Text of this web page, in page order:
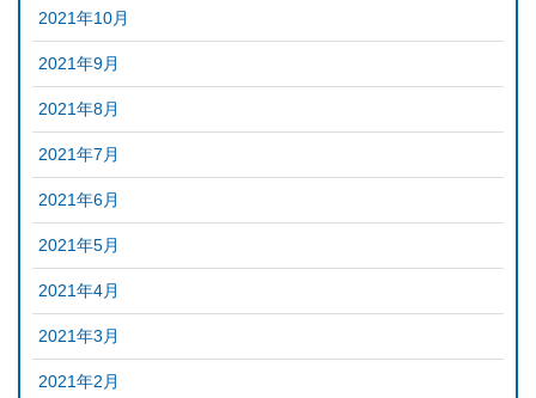
2021年10月
2021年9月
2021年8月
2021年7月
2021年6月
2021年5月
2021年4月
2021年3月
2021年2月